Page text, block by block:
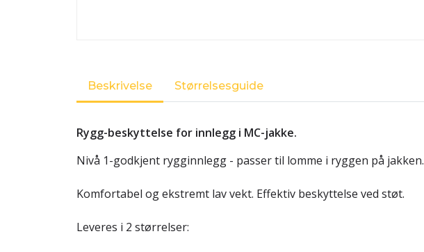
Beskrivelse Størrelsesguide
Rygg-beskyttelse for innlegg i MC-jakke.
Nivå 1-godkjent rygginnlegg - passer til lomme i ryggen på jakken.
Komfortabel og ekstremt lav vekt. Effektiv beskyttelse ved støt.
Leveres i 2 størrelser: